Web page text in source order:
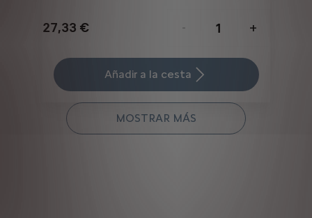
27,33 €
Price
27,33
-
+
Quantity
updated
Añadir a la cesta
MOSTRAR MÁS